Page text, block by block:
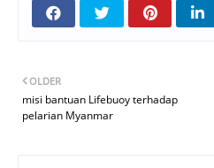
OLDER
misi bantuan Lifebuoy terhadap
pelarian Myanmar